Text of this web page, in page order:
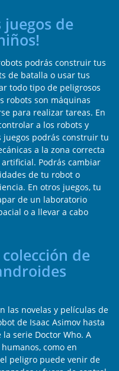
juegos de
podrás construir tus
de batalla o usar tus
todo tipo de peligrosos
robots son máquinas
para realizar tareas. En
a los robots y
podrás construir tu
a la zona correcta
Podrás cambiar
de tu robot o
En otros juegos, tu
de un laboratorio
o a llevar a cabo
de
las novelas y películas de
de Isaac Asimov hasta
serie Doctor Who. A
como en
peligro puede venir de